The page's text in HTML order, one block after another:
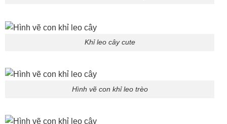
Khỉ leo cây cute
Hình vẽ con khỉ leo trèo